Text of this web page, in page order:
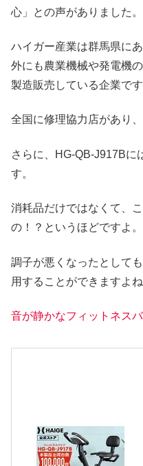
心」との声がありました。
ハイガー産業は群馬県に
外にも農業機械や発電機
製造販売している企業です
全国に修理協力店があり
さらに、HG-QB-J917Bに
す。
消耗品だけではなくて、
の！？というほどですよ。
調子が悪くなったとして
用することができますよね
音が静かなフィットネス